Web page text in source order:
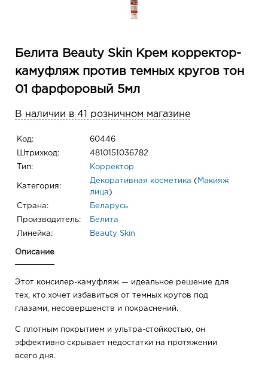
Белита Beauty Skin Крем корректор-
камуфляж против темных кругов тон
01 фарфоровый 5мл
В наличии в 41 розничном магазине
Код: 60446
Штрихкод: 4810151036782
Тип: Корректор
Категория:
Декоративная косметика ( Макияж
лица )
Страна: Беларусь
Производитель: Белита
Линейка: Beauty Skin
Описание
Этот консилер-камуфляж — идеальное решение для
тех, кто хочет избавиться от темных кругов под
глазами, несовершенств и покраснений.
С плотным покрытием и ультра-стойкостью, он
эффективно скрывает недостатки на протяжении
всего дня.